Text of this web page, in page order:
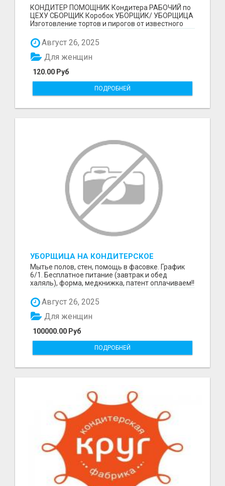
ФАБРИКА "КРУГ "
КОНДИТЕР ПОМОЩНИК Кондитера РАБОЧИЙ по
ЦЕХУ СБОРЩИК Коробок УБОРЩИК/ УБОРЩИЦА
Изготовление тортов и пирогов от известного
Август 26, 2025
120.00 Руб
Для женщин
ПОДРОБНЕЙ
УБОРЩИЦА НА КОНДИТЕРСКОЕ
ПРОИЗВОДСТВО (МАРЬИНО/КУРЬЯНОВО)
Мытье полов, стен, помощь в фасовке. График
6/1. Бесплатное питание (завтрак и обед
халяль), форма, медкнижка, патент оплачиваем!!
Август 26, 2025
100000.00 Руб
Для женщин
ПОДРОБНЕЙ